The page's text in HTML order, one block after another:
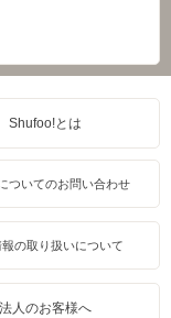
Shufoo!とは
ついてのお問い合わせ
の取り扱いについて
法人のお客様へ